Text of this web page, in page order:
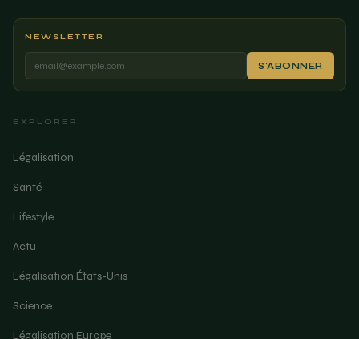
NEWSLETTER
S'ABONNER
EXPLORER
Légalisation
Santé
Lifestyle
Actu
Légalisation États-Unis
Science
Légalisation Europe